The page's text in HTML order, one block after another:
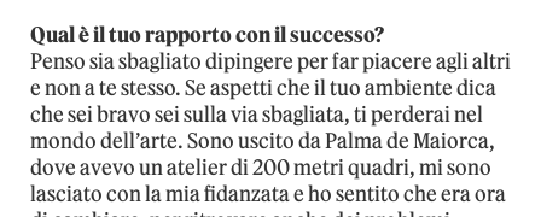
Qual è il tuo rapporto con il successo?
Penso sia sbagliato dipingere per far piacere agli altri
e non a te stesso. Se aspetti che il tuo ambiente dica
che sei bravo sei sulla via sbagliata, ti perderai nel
mondo dell’arte. Sono uscito da Palma de Maiorca,
dove avevo un atelier di 200 metri quadri, mi sono
lasciato con la mia fidanzata e ho sentito che era ora